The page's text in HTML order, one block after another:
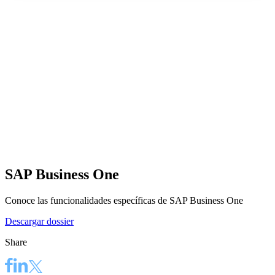
SAP Business One
Conoce las funcionalidades específicas de SAP Business One
Descargar dossier
Share